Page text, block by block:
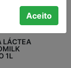
LÁCTEA
1L
Aceito